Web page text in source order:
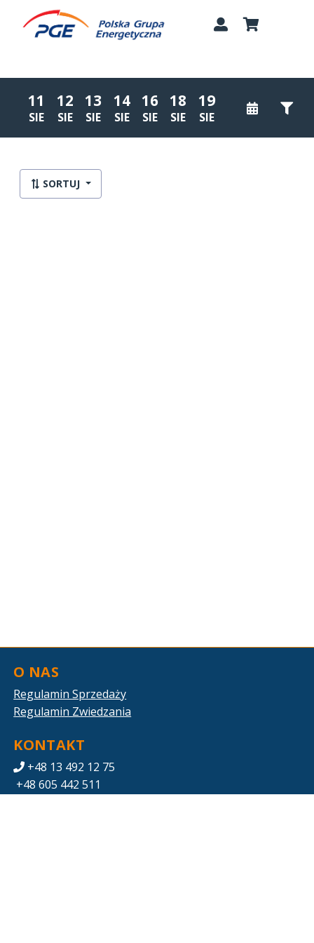
11
SIE
12
SIE
13
SIE
14
SIE
16
SIE
18
SIE
19
SIE
Lista wydarzeń:
SORTUJ
O NAS
Regulamin Sprzedaży
Regulamin Zwiedzania
KONTAKT
+48 13 492 12 75
+48 605 442 511